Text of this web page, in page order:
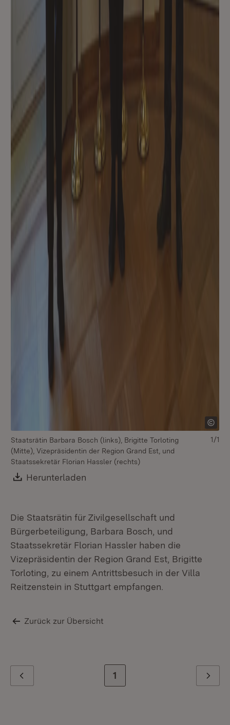
Staatsrätin Barbara Bosch (links), Brigitte Torloting
(Mitte), Vizepräsidentin der Region Grand Est, und
Staatssekretär Florian Hassler (rechts)
Download:
Herunterladen
1/1
Die Staatsrätin für Zivilgesellschaft und
Bürgerbeteiligung, Barbara Bosch, und
Staatssekretär Florian Hassler haben die
Vizepräsidentin der Region Grand Est, Brigitte
Torloting, zu einem Antrittsbesuch in der Villa
Reitzenstein in Stuttgart empfangen.
Zurück zur Übersicht
Zur letzten Seite
1 Weiter